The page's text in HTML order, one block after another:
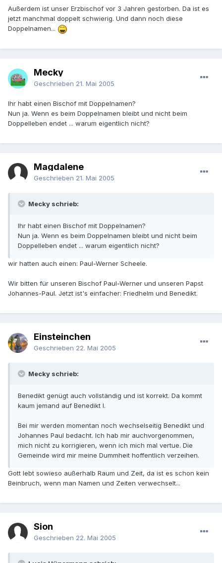
Außerdem ist unser Erzbischof vor 3 Jahren gestorben. Da ist es
jetzt manchmal doppelt schwierig. Und dann noch diese
Doppelnamen...
Mecky
Geschrieben 21. Mai 2005
Ihr habt einen Bischof mit Doppelnamen?
Nun ja. Wenn es beim Doppelnamen bleibt und nicht beim
Doppelleben endet ... warum eigentlich nicht?
Magdalene
Geschrieben 21. Mai 2005
Mecky schrieb:
Ihr habt einen Bischof mit Doppelnamen?
Nun ja. Wenn es beim Doppelnamen bleibt und nicht beim
Doppelleben endet ... warum eigentlich nicht?
wir hatten auch einen: Paul-Werner Scheele.
Wir bitten für unseren Bischof Paul-Werner und unseren Papst
Johannes-Paul. Jetzt ist's einfacher: Friedhelm und Benedikt.
Einsteinchen
Geschrieben 22. Mai 2005
Mecky schrieb:
Benedikt genügt auch vollständig und ist korrekt. Da kommt
kaum jemand auf Benedikt I.
Bei mir werden momentan noch wechselseitig Benedikt und
Johannes Paul bedacht. Ich hab mir auchvorgenommen,
mich nicht zu korrigieren, wenn ich mich mal vertue. Die
Gemeinde wird mir meine Dummheit hoffentlich verzeihen.
Gott lebt sowieso außerhalb Raum und Zeit, da ist es schon kein
Beinbruch, wenn man Namen und Zeiten verwechselt...
Sion
Geschrieben 22. Mai 2005